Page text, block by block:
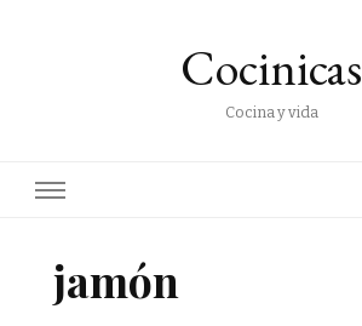
Cocinicas
Cocina y vida
jamón